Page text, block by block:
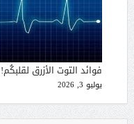
فوائد التوت الأزرق لقلبكُم!
يوليو 3, 2026